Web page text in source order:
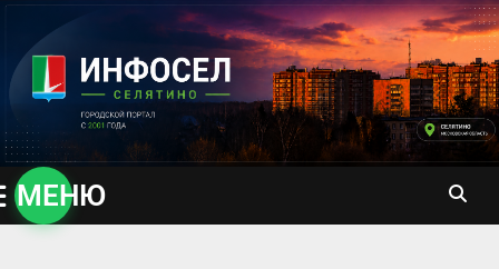
содержимому
МЕНЮ